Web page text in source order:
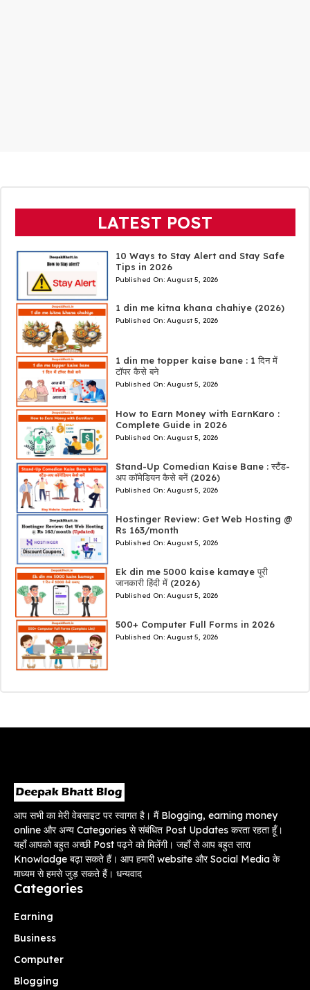
LATEST POST
10 Ways to Stay Alert and Stay Safe
Tips in 2026
Published On: August 5, 2026
1 din me kitna khana chahiye (2026)
Published On: August 5, 2026
1 din me topper kaise bane : 1 दिन में
टॉपर कैसे बने
Published On: August 5, 2026
How to Earn Money with EarnKaro :
Complete Guide in 2026
Published On: August 5, 2026
Stand-Up Comedian Kaise Bane : स्टैंड-
अप कॉमेडियन कैसे बनें (2026)
Published On: August 5, 2026
Hostinger Review: Get Web Hosting @
Rs 163/month
Published On: August 5, 2026
Ek din me 5000 kaise kamaye पूरी
जानकारी हिंदी में (2026)
Published On: August 5, 2026
500+ Computer Full Forms in 2026
Published On: August 5, 2026
आप सभी का मेरी वेबसाइट पर स्वागत है। मैं Blogging, earning money
online और अन्य Categories से संबंधित Post Updates करता रहता हूँ।
यहाँ आपको बहुत अच्छी Post पढ़ने को मिलेंगी। जहाँ से आप बहुत सारा
Knowladge बढ़ा सकते हैं। आप हमारी website और Social Media के
माध्यम से हमसे जुड़ सकते हैं। धन्यवाद
Categories
Earning
Business
Computer
Blogging